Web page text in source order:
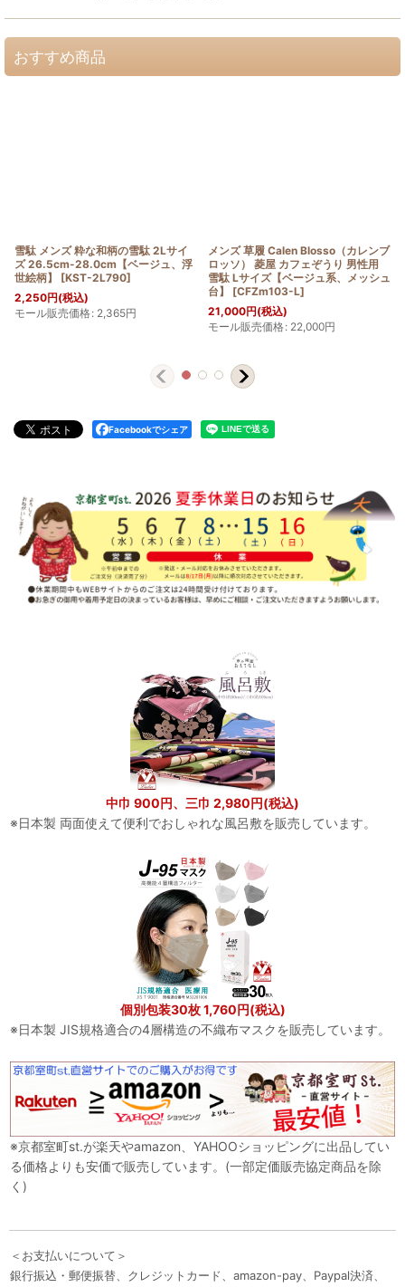
おすすめ商品
雪駄 メンズ 粋な和柄の雪駄 2Lサイ
ズ 26.5cm-28.0cm【ベージュ、浮
世絵柄】
[KST-2L790]
2,250円(税込)
モール販売価格: 2,365円
メンズ 草履 Calen Blosso（カレンブ
ロッソ） 菱屋 カフェぞうり 男性用
雪駄 Lサイズ【ベージュ系、メッシュ
台】
[CFZm103-L]
21,000円(税込)
モール販売価格: 22,000円
Facebookでシェア
中巾 900円、三巾 2,980円(税込)
※日本製 両面使えて便利でおしゃれな風呂敷を販売しています。
個別包装30枚 1,760円(税込)
※日本製 JIS規格適合の4層構造の不織布マスクを販売しています。
※京都室町st.が楽天やamazon、YAHOOショッピングに出品してい
る価格よりも安価で販売しています。(一部定価販売協定商品を除
く)
＜お支払いについて＞
銀行振込・郵便振替、クレジットカード、amazon-pay、Paypal決済、